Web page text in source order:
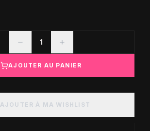
1
AJOUTER AU PANIER
AJOUTER À MA WISHLIST